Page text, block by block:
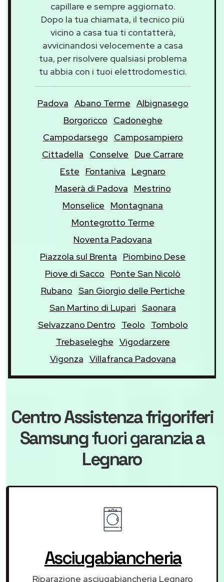
capillare e sempre aggiornato.
Dopo la tua chiamata, il tecnico più
vicino a casa tua ti contatterà,
avvicinandosi velocemente a casa
tua, per risolvere qualsiasi problema
tu abbia con i tuoi elettrodomestici.
Padova Abano Terme Albignasego
Borgoricco
Cadoneghe
Campodarsego
Camposampiero
Cittadella
Conselve
Due Carrare
Este
Fontaniva
Legnaro
Maserà di Padova
Mestrino
Monselice
Montagnana
Montegrotto Terme
Noventa Padovana
Piazzola sul Brenta
Piombino Dese
Piove di Sacco
Ponte San Nicolò
Rubano San Giorgio delle Pertiche
San Martino di Lupari Saonara
Selvazzano Dentro
Teolo
Tombolo
Trebaseleghe Vigodarzere
Vigonza Villafranca Padovana
Centro Assistenza frigoriferi
Samsungfuori garanziaa
Legnaro
Asciugabiancheria
Riparazione asciugabiancheria Legnaro